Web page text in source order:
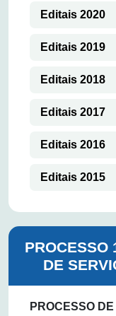
Editais 2020
Editais 2019
Editais 2018
Editais 2017
Editais 2016
Editais 2015
PROCESSO
DE
PROCESSO